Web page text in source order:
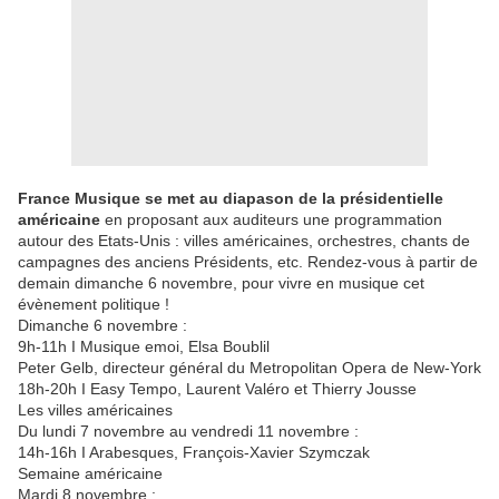
France Musique se met au diapason de la présidentielle
américaine en proposant aux auditeurs une programmation
autour des Etats-Unis : villes américaines, orchestres, chants de
campagnes des anciens Présidents, etc. Rendez-vous à partir de
demain dimanche 6 novembre, pour vivre en musique cet
évènement politique !
Dimanche 6 novembre :
9h-11h I Musique emoi, Elsa Boublil
Peter Gelb, directeur général du Metropolitan Opera de New-York
18h-20h I Easy Tempo, Laurent Valéro et Thierry Jousse
Les villes américaines
Du lundi 7 novembre au vendredi 11 novembre :
14h-16h I Arabesques, François-Xavier Szymczak
Semaine américaine
Mardi 8 novembre :